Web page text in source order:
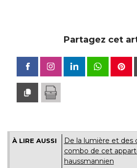
Partagez cet
À LIRE AUSSI
De la lumière et des
combo de cet
haussmannien